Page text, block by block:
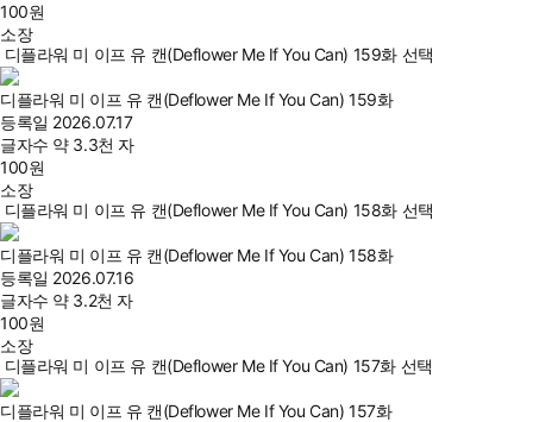
100원
소장
디플라워 미 이프 유 캔(Deflower Me If You Can) 159화 선택
디플라워 미 이프 유 캔(Deflower Me If You Can) 159화
등록일 2026.07.17
글자수 약 3.3천 자
100원
소장
디플라워 미 이프 유 캔(Deflower Me If You Can) 158화 선택
디플라워 미 이프 유 캔(Deflower Me If You Can) 158화
등록일 2026.07.16
글자수 약 3.2천 자
100원
소장
디플라워 미 이프 유 캔(Deflower Me If You Can) 157화 선택
디플라워 미 이프 유 캔(Deflower Me If You Can) 157화